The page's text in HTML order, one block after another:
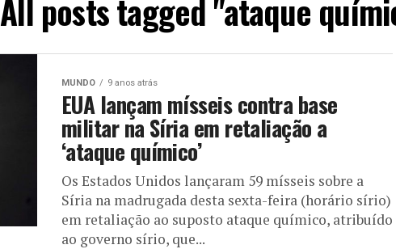
All posts tagged "ataque
MUNDO 9 anos atrás
EUA lançam mísseis contra base
militar na Síria em retaliação a
‘ataque químico’
Os Estados Unidos lançaram 59 mísseis sobre a
Síria na madrugada desta sexta-feira (horário sírio)
em retaliação ao suposto ataque químico, atribuído
ao governo sírio, que...